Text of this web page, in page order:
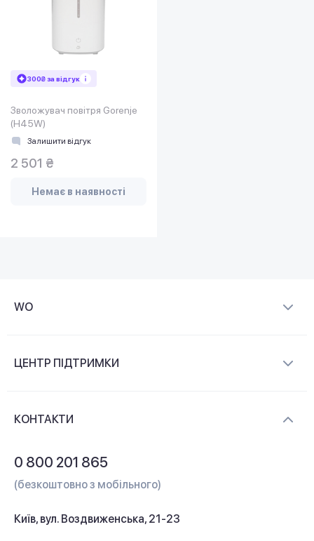
300₴ за відгук
Зволожувач повітря Gorenje
(H45W)
Залишити відгук
2 501 ₴
Немає в наявності
WO
Контакти
ЦЕНТР ПІДТРИМКИ
КОНТАКТИ
0 800 201 865
(безкоштовно з мобільного)
Київ, вул. Воздвиженська, 21-23